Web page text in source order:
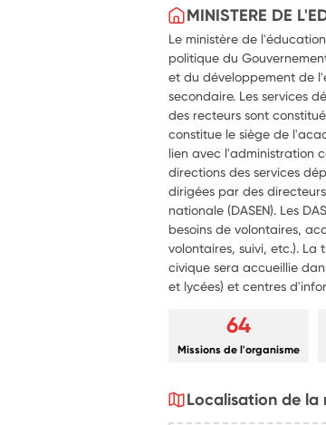
MINISTERE DE
Le ministère de
politique du
et du développement de
secondaire. Les services
des recteurs sont
constitue le siège de
lien avec l'administration
directions des services
dirigées par des
nationale (DASEN). Les
besoins de volontaires,
volontaires, suivi, etc.). La
civique sera accueillie
et lycées) et centres
64
Missions de l'organisme
Localisation de la